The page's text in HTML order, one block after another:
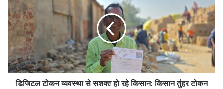
व्यवस्था
से
सशक्त
रहे
किसान:
किसान
तुंहरडिजिटल टोकन व्यवस्था से सशक्त हो रहे किसान: किसान तुंहर टोकन